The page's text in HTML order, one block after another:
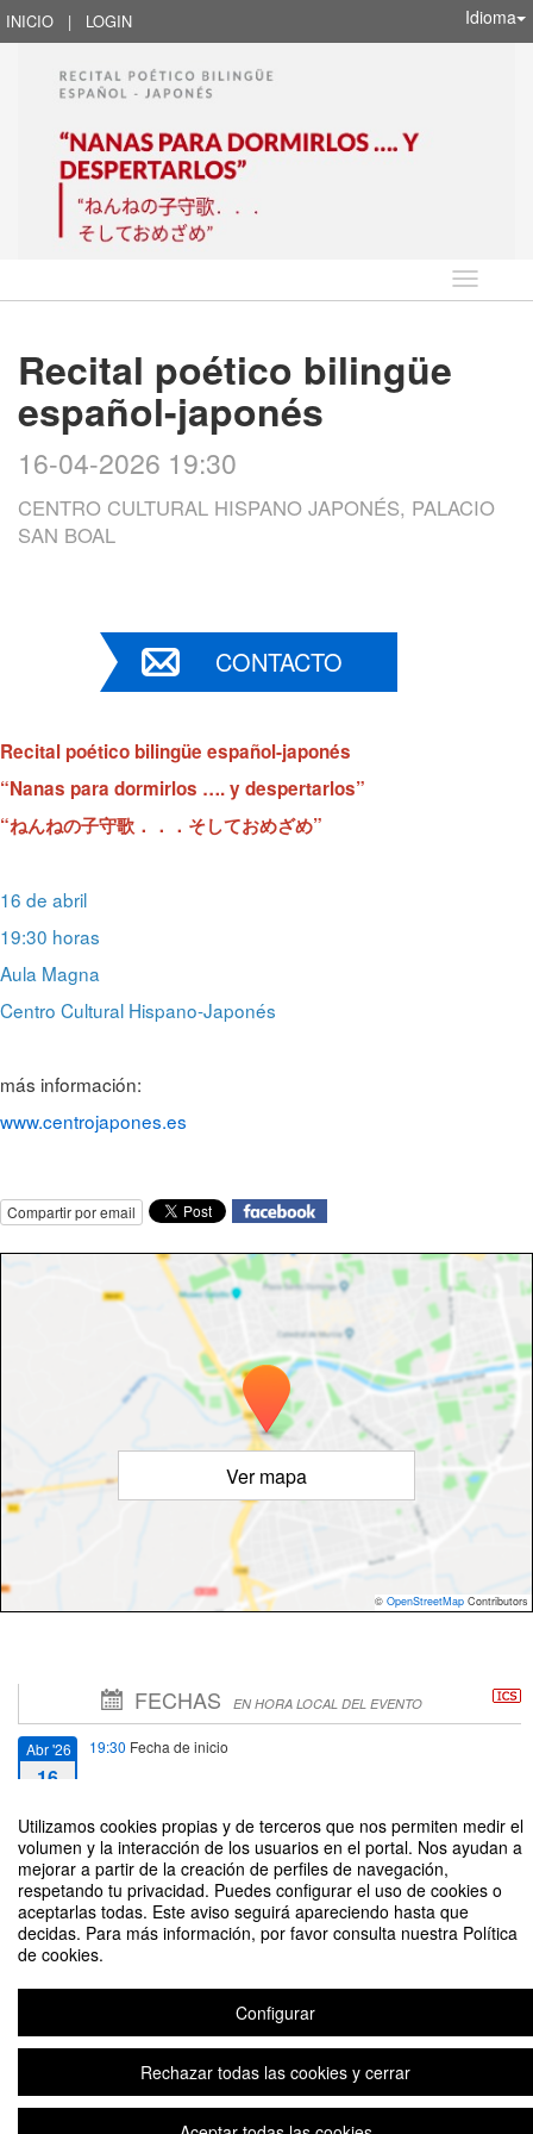
Utilizamos cookies propias y de terceros que nos permiten medir el
volumen y la interacción de los usuarios en el portal. Nos ayudan a
mejorar a partir de la creación de perfiles de navegación,
respetando tu privacidad. Puedes configurar el uso de cookies o
aceptarlas todas. Este aviso seguirá apareciendo hasta que
decidas. Para más información, por favor consulta nuestra Política
de cookies.
Configurar
Rechazar todas las cookies y cerrar
INICIO | LOGIN Idioma
Idioma
Recital poético bilingüe
español-japonés
16-04-2026 19:30
CENTRO CULTURAL HISPANO JAPONÉS, PALACIO
SAN BOAL
CONTACTO
Recital poético bilingüe español-japonés
“Nanas para dormirlos …. y despertarlos”
“ねんねの子守歌．．．そしておめざめ”
16 de abril
19:30 horas
Aula Magna
Centro Cultural Hispano-Japonés
más información:
www.centrojapones.es
Compartir por email
Ver mapa
© OpenStreetMap Contributors
FECHAS EN HORA LOCAL DEL EVENTO
Abr '26
16
19:30 Fecha de inicio
Abr '26
16
21:00Fecha de fin
Contacto
Plataforma de organización de eventos Symposium